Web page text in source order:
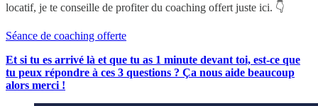
locatif, je te conseille de profiter du coaching offert juste ici. 👇
Séance de coaching offerte
Et si tu es arrivé là et que tu as 1 minute devant toi, est-ce que
tu peux répondre à ces 3 questions ? Ça nous aide beaucoup
alors merci !